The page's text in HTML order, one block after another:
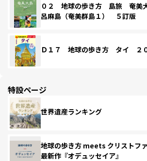
０２ 地球の歩き方 島旅 奄美
呂麻島（奄美群島１） ５訂版
Ｄ１７ 地球の歩き方 タイ ２
特設ページ
世界遺産ランキング
地球の歩き方 meets クリストフ
最新作『オデュッセイア』